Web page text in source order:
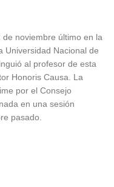
noviembre último en la
Universidad Nacional de
al profesor de esta
Honoris Causa. La
por el Consejo
en una sesión
pasado.